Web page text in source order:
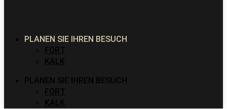
PLANEN SIE IHREN BESUCH
FORT
KALK
PLANEN SIE IHREN BESUCH
FORT
KALK